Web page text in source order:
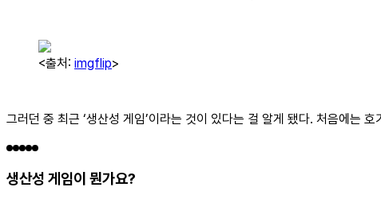
<출처: imgflip>
그러던 중 최근 ‘생산성 게임’이라는 것이 있다는 걸 알게 됐다. 처음에는
생산성 게임이 뭔가요?